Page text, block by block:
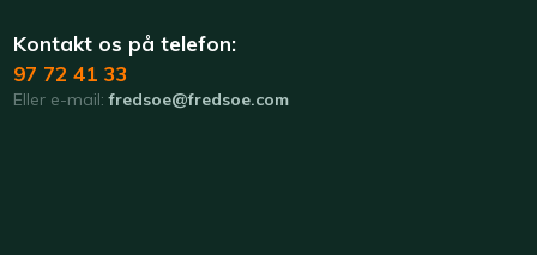
Kontakt os på telefon:
97 72 41 33
Eller e-mail:fredsoe@fredsoe.com